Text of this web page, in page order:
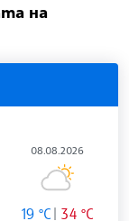
на
08.08.2026
19 °C 34 °C